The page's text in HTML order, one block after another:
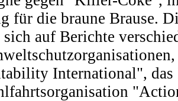
für die braune Brause.
auf Berichte
International", das